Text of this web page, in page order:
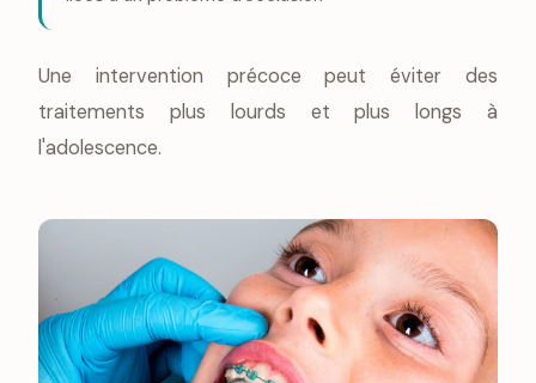
Une intervention précoce peut éviter des
traitements plus lourds et plus longs à
l'adolescence.